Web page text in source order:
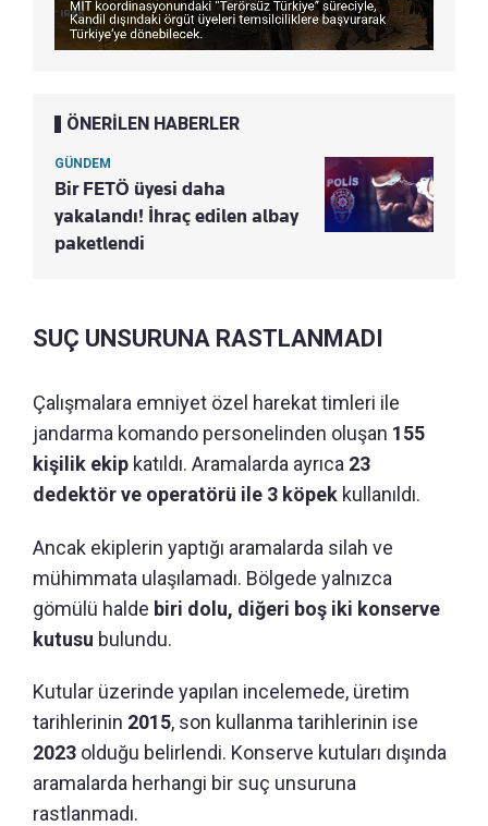
ÖNERİLEN HABERLER
GÜNDEM
Bir FETÖ üyesi daha
yakalandı! İhraç edilen albay
paketlendi
SUÇ UNSURUNA RASTLANMADI
Çalışmalara emniyet özel harekat timleri ile
jandarma komando personelinden oluşan 155
kişilik ekip katıldı. Aramalarda ayrıca 23
dedektör ve operatörü ile 3 köpek kullanıldı.
Ancak ekiplerin yaptığı aramalarda silah ve
mühimmata ulaşılamadı. Bölgede yalnızca
gömülü halde biri dolu, diğeri boş iki konserve
kutusu bulundu.
Kutular üzerinde yapılan incelemede, üretim
tarihlerinin 2015, son kullanma tarihlerinin ise
2023 olduğu belirlendi. Konserve kutuları dışında
aramalarda herhangi bir suç unsuruna
rastlanmadı.